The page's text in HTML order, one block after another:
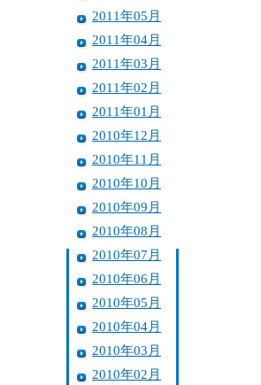
2011年05月
2011年04月
2011年03月
2011年02月
2011年01月
2010年12月
2010年11月
2010年10月
2010年09月
2010年08月
2010年07月
2010年06月
2010年05月
2010年04月
2010年03月
2010年02月